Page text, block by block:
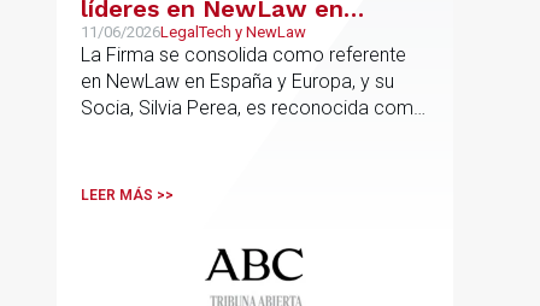
líderes en NewLaw en
España y Europa
11/06/2026LegalTech y NewLaw
La Firma se consolida como referente
en NewLaw en España y Europa, y su
Socia, Silvia Perea, es reconocida como
LEER MÁS >>